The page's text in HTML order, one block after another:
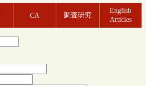
CA 調査研究
English
Articles